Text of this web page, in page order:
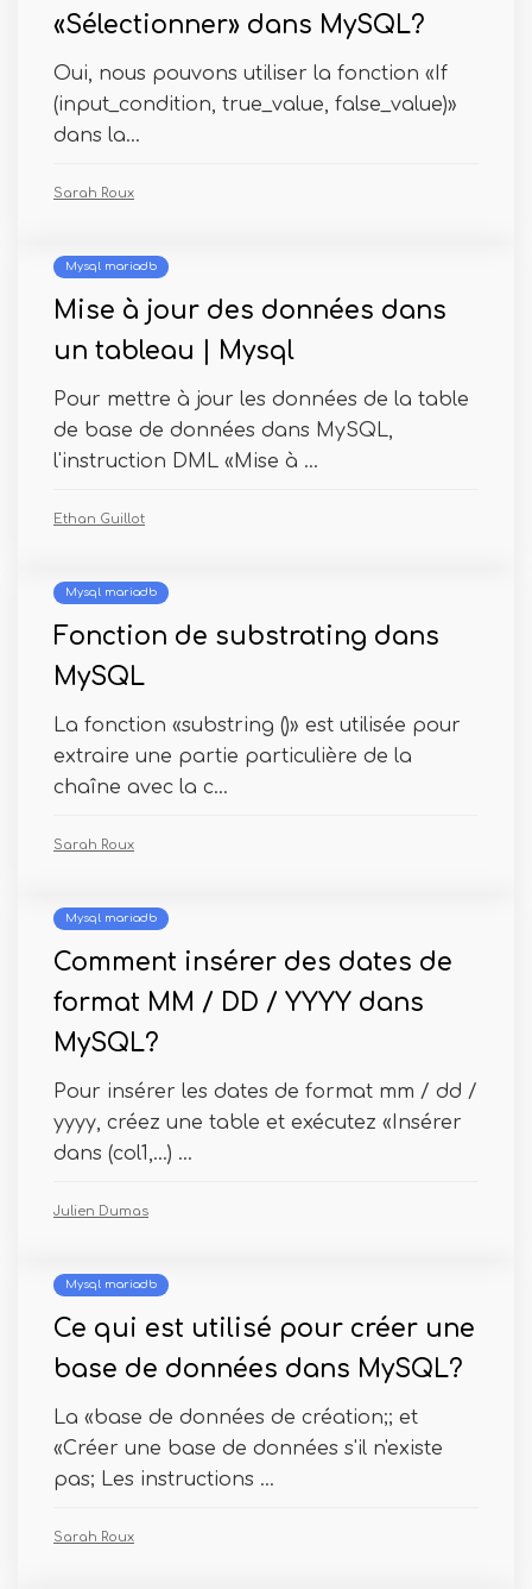
«Sélectionner» dans MySQL?
Oui, nous pouvons utiliser la fonction «If
(input_condition, true_value, false_value)»
dans la...
Sarah Roux
Mysql mariadb
Mise à jour des données dans
un tableau | Mysql
Pour mettre à jour les données de la table
de base de données dans MySQL,
l'instruction DML «Mise à ...
Ethan Guillot
Mysql mariadb
Fonction de substrating dans
MySQL
La fonction «substring ()» est utilisée pour
extraire une partie particulière de la
chaîne avec la c...
Sarah Roux
Mysql mariadb
Comment insérer des dates de
format MM / DD / YYYY dans
MySQL?
Pour insérer les dates de format mm / dd /
yyyy, créez une table et exécutez «Insérer
dans (col1,…) ...
Julien Dumas
Mysql mariadb
Ce qui est utilisé pour créer une
base de données dans MySQL?
La «base de données de création;; et
«Créer une base de données s'il n'existe
pas; Les instructions ...
Sarah Roux